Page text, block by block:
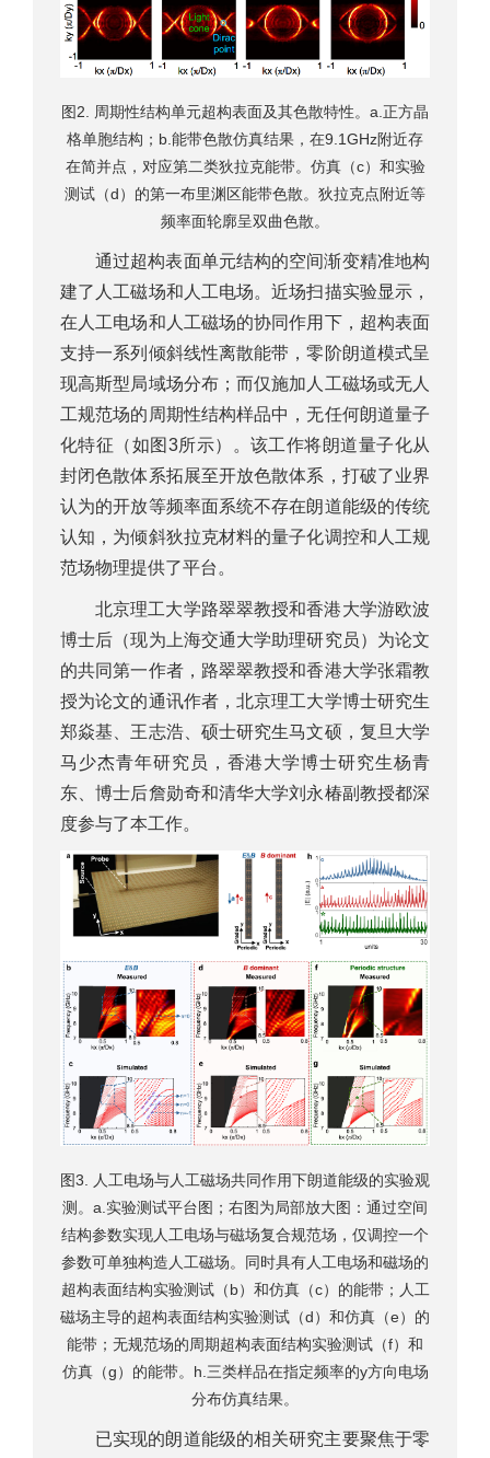
图2. 周期性结构单元超构表面及其色散特性。a.正方晶
格单胞结构；b.能带色散仿真结果，在9.1GHz附近存
在简并点，对应第二类狄拉克能带。仿真（c）和实验
测试（d）的第一布里渊区能带色散。狄拉克点附近等
频率面轮廓呈双曲色散。
通过超构表面单元结构的空间渐变精准地构
建了人工磁场和人工电场。近场扫描实验显示，
在人工电场和人工磁场的协同作用下，超构表面
支持一系列倾斜线性离散能带，零阶朗道模式呈
现高斯型局域场分布；而仅施加人工磁场或无人
工规范场的周期性结构样品中，无任何朗道量子
化特征（如图3所示）。该工作将朗道量子化从
封闭色散体系拓展至开放色散体系，打破了业界
认为的开放等频率面系统不存在朗道能级的传统
认知，为倾斜狄拉克材料的量子化调控和人工规
范场物理提供了平台。
北京理工大学路翠翠教授和香港大学游欧波
博士后（现为上海交通大学助理研究员）为论文
的共同第一作者，路翠翠教授和香港大学张霜教
授为论文的通讯作者，北京理工大学博士研究生
郑焱基、王志浩、硕士研究生马文硕，复旦大学
马少杰青年研究员，香港大学博士研究生杨青
东、博士后詹勋奇和清华大学刘永椿副教授都深
度参与了本工作。
图3. 人工电场与人工磁场共同作用下朗道能级的实验观
测。a.实验测试平台图；右图为局部放大图：通过空间
结构参数实现人工电场与磁场复合规范场，仅调控一个
参数可单独构造人工磁场。同时具有人工电场和磁场的
超构表面结构实验测试（b）和仿真（c）的能带；人工
磁场主导的超构表面结构实验测试（d）和仿真（e）的
能带；无规范场的周期超构表面结构实验测试（f）和
仿真（g）的能带。h.三类样品在指定频率的y方向电场
分布仿真结果。
已实现的朗道能级的相关研究主要聚焦于零